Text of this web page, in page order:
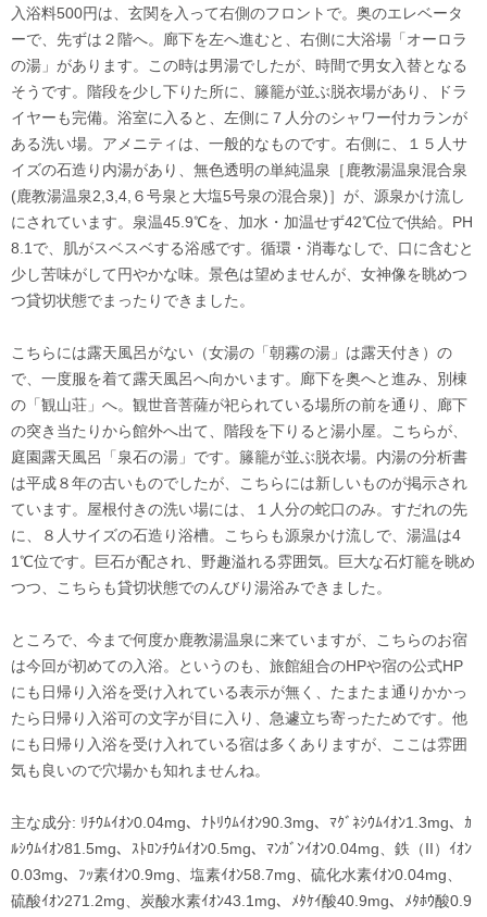
入浴料500円は、玄関を入って右側のフロントで。奥のエレベータ
ーで、先ずは２階へ。廊下を左へ進むと、右側に大浴場「オーロラ
の湯」があります。この時は男湯でしたが、時間で男女入替となる
そうです。階段を少し下りた所に、籐籠が並ぶ脱衣場があり、ドラ
イヤーも完備。浴室に入ると、左側に７人分のシャワー付カランが
ある洗い場。アメニティは、一般的なものです。右側に、１５人サ
イズの石造り内湯があり、無色透明の単純温泉［鹿教湯温泉混合泉
(鹿教湯温泉2,3,4,６号泉と大塩5号泉の混合泉)］が、源泉かけ流し
にされています。泉温45.9℃を、加水・加温せず42℃位で供給。PH
8.1で、肌がスベスベする浴感です。循環・消毒なしで、口に含むと
少し苦味がして円やかな味。景色は望めませんが、女神像を眺めつ
つ貸切状態でまったりできました。
こちらには露天風呂がない（女湯の「朝霧の湯」は露天付き）の
で、一度服を着て露天風呂へ向かいます。廊下を奥へと進み、別棟
の「観山荘」へ。観世音菩薩が祀られている場所の前を通り、廊下
の突き当たりから館外へ出て、階段を下りると湯小屋。こちらが、
庭園露天風呂「泉石の湯」です。籐籠が並ぶ脱衣場。内湯の分析書
は平成８年の古いものでしたが、こちらには新しいものが掲示され
ています。屋根付きの洗い場には、１人分の蛇口のみ。すだれの先
に、８人サイズの石造り浴槽。こちらも源泉かけ流しで、湯温は4
1℃位です。巨石が配され、野趣溢れる雰囲気。巨大な石灯籠を眺め
つつ、こちらも貸切状態でのんびり湯浴みできました。
ところで、今まで何度か鹿教湯温泉に来ていますが、こちらのお宿
は今回が初めての入浴。というのも、旅館組合のHPや宿の公式HP
にも日帰り入浴を受け入れている表示が無く、たまたま通りかかっ
たら日帰り入浴可の文字が目に入り、急遽立ち寄ったためです。他
にも日帰り入浴を受け入れている宿は多くありますが、ここは雰囲
気も良いので穴場かも知れませんね。
主な成分: ﾘﾁｳﾑｲｵﾝ0.04mg、ﾅﾄﾘｳﾑｲｵﾝ90.3mg、ﾏｸﾞﾈｼｳﾑｲｵﾝ1.3mg、ｶ
ﾙｼｳﾑｲｵﾝ81.5mg、ｽﾄﾛﾝﾁｳﾑｲｵﾝ0.5mg、ﾏﾝｶﾞﾝｲｵﾝ0.04mg、鉄（II）ｲｵﾝ
0.03mg、ﾌｯ素ｲｵﾝ0.9mg、塩素ｲｵﾝ58.7mg、硫化水素ｲｵﾝ0.04mg、
硫酸ｲｵﾝ271.2mg、炭酸水素ｲｵﾝ43.1mg、ﾒﾀｹｲ酸40.9mg、ﾒﾀﾎｳ酸0.9